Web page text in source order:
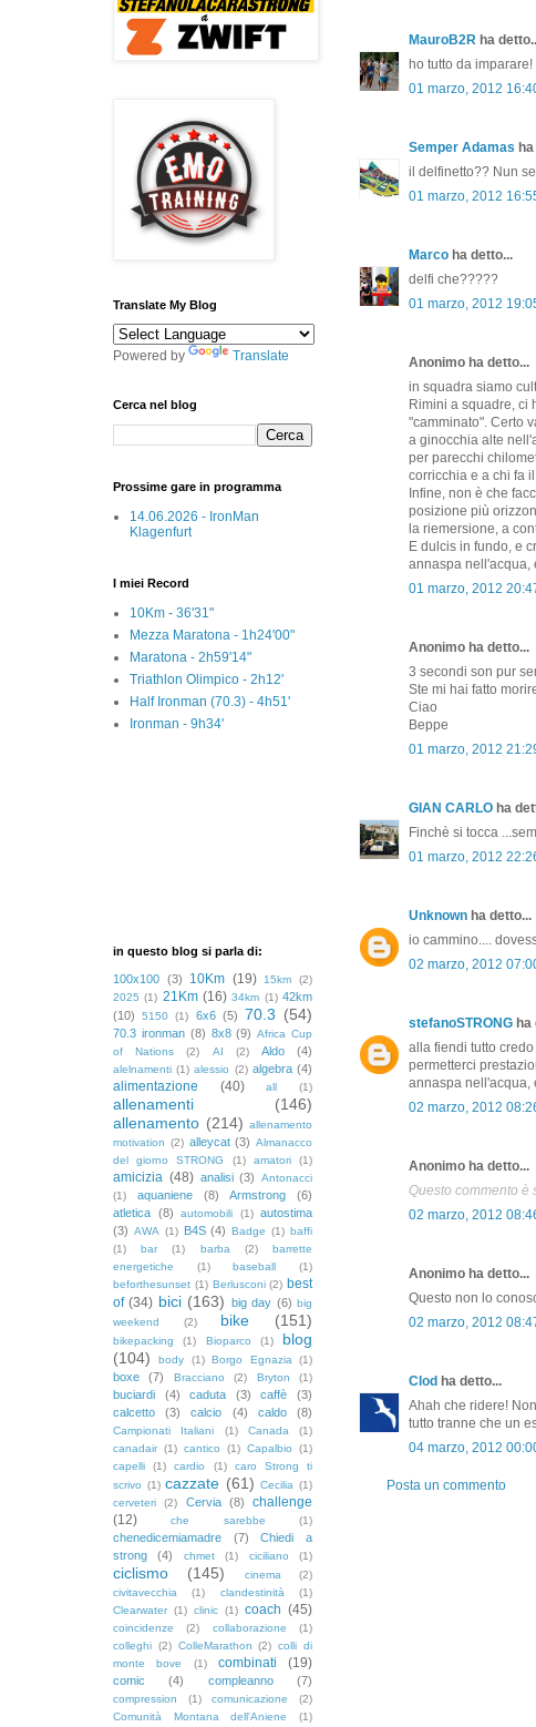
MauroB2R ha
ho tutto da imparare!
01 marzo, 2012
Semper Adamas ha
il delfinetto?? Nun
01 marzo, 2012
Marco ha detto...
delfi che?????
01 marzo, 2012
Anonimo ha detto...
in squadra siamo
Rimini a squadre, ci
"camminato". Certo
a ginocchia alte
per parecchi
corricchia e a chi fa
Infine, non è che
posizione più
la riemersione, a
E dulcis in fundo, e
annaspa nell'acqua,
01 marzo, 2012
Anonimo ha detto...
3 secondi son pur
Ste mi hai fatto
Ciao
Beppe
01 marzo, 2012
GIAN CARLO ha
Finchè si tocca
01 marzo, 2012
Unknown ha detto...
io cammino....
02 marzo, 2012
stefanoSTRONG ha
alla fiendi tutto
permetterci
annaspa nell'acqua,
02 marzo, 2012
Anonimo ha detto...
Questo commento è
02 marzo, 2012
Anonimo ha detto...
Questo non lo
02 marzo, 2012
Clod ha detto...
Ahah che ridere!
tutto tranne che un
04 marzo, 2012
Posta un commento
Translate My Blog
Powered by Translate
Cerca nel blog
Prossime gare in programma
14.06.2026 - IronMan
Klagenfurt
I miei Record
10Km - 36'31"
Mezza Maratona - 1h24'00"
Maratona - 2h59'14"
Triathlon Olimpico - 2h12'
Half Ironman (70.3) - 4h51'
Ironman - 9h34'
in questo blog si parla di:
100x100 (3) 10Km (19) 15km
(2)
2025 (1) 21Km (16) 34km (1) 42km
(10)
5150 (1) 6x6 (5) 70.3 (54)
70.3 ironman (8) 8x8 (9) Africa Cup
of Nations
(2) AI (2) Aldo (4)
alelnamenti (1) alessio (2) algebra (4)
alimentazione (40) all (1)
allenamenti
(146)
allenamento (214) allenamento
motivation (2) alleycat (3) Almanacco
del giorno STRONG
(1) amatori (1)
amicizia (48) analisi (3)
Antonacci
(1)
aquaniene (8) Armstrong
(6)
atletica (8) automobili (1) autostima
(3) AWA (1) B4S (4) Badge (1) baffi
(1)
bar (1) barba (2)
barrette
energetiche
(1) baseball
(1)
beforthesunset (1) Berlusconi (2) best
of (34) bici (163) big day (6) big
weekend
(2) bike (151)
bikepacking (1) Bioparco (1)
blog
(104)
body (1) Borgo Egnazia (1)
boxe (7) Bracciano (2) Bryton (1)
buciardi (4) caduta (3) caffè
(3)
calcetto
(3) calcio (4) caldo (8)
Campionati Italiani (1) Canada
(1)
canadair (1) cantico (1) Capalbio
(1)
capelli
(1) cardio (1)
caro Strong ti
scrivo (1) cazzate (61) Cecilia (1)
cerveteri
(2) Cervia (8)
challenge
(12)
che sarebbe (1)
chenedicemiamadre (7)
Chiedi a
strong
(4) chmet (1) ciciliano (1)
ciclismo (145) cinema
(2)
civitavecchia
(1) clandestinità
(1)
Clearwater (1) clinic (1) coach (45)
coincidenze (2) collaborazione
(1)
colleghi (2) ColleMarathon (2) colli di
monte bove
(1) combinati (19)
comic (4) compleanno (7)
compression (1) comunicazione
(2)
Comunità Montana dell'Aniene
(1)